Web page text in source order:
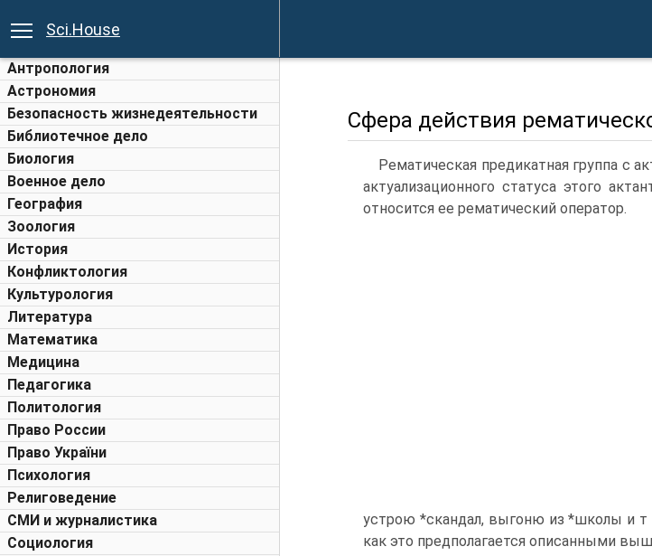
Sci.House
Антропология
Астрономия
Безопасность жизнедеятельности
Библиотечное дело
Биология
Военное дело
География
Зоология
История
Конфликтология
Культурология
Литература
Математика
Медицина
Педагогика
Политология
Право России
Право України
Психология
Религоведение
СМИ и журналистика
Социология
Сфера действия
Рематическая предикатная группа с
актуализационного статуса этого
относится ее рематический оператор.
устрою *скандал, выгоню из *школы и т
как это предполагается описанными